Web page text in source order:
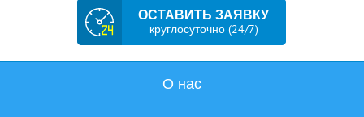
ОСТАВИТЬ ЗАЯВКУ
круглосуточно (24/7)
О нас